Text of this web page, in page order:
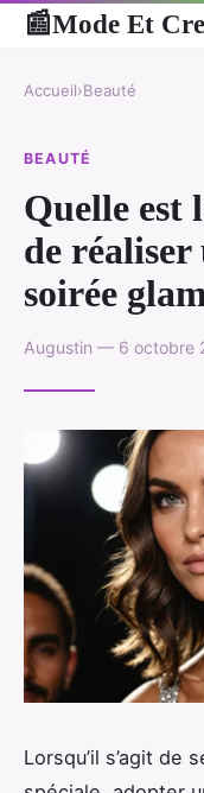
📰Mode Et
Accueil›Beauté
BEAUTÉ
Quelle est
de
soirée
Augustin — 6 octobre
Lorsqu’il s’agit de